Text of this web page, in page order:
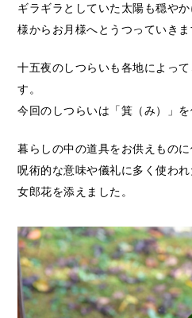
ギラギラとしていた太陽も穏や
様からお月様へとうつっていきま
十五夜のしつらいも各地によっ
す。
今回のしつらいは「箕（み）」を
暮らしの中の道具をお供えものに
呪術的な意味や儀礼に多く使われ
女郎花を添えました。